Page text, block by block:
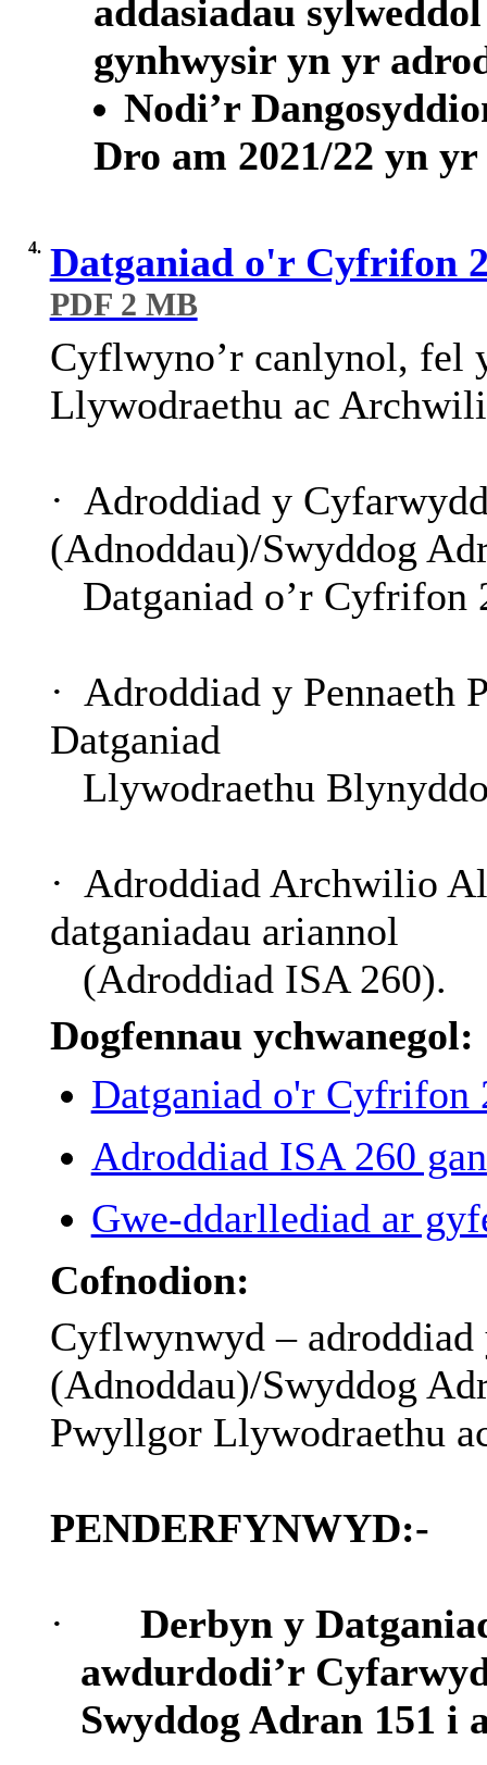
addasiadau
gynhwysir yn yr
Nodi’r
Dro am 2021/22 yn
4. Datganiad o'r Cyfrifon
PDF 2 MB
Cyflwyno’r canlynol, fel
Llywodraethu ac
· Adroddiad y
(Adnoddau)/Swyddog
Datganiad o’r Cyfrifon
· Adroddiad y Pennaeth
Datganiad
Llywodraethu
· Adroddiad Archwilio
datganiadau ariannol
(Adroddiad ISA 260).
Dogfennau ychwanegol:
Datganiad o'r Cyfrifon
Adroddiad ISA 260
Gwe-ddarllediad ar
Cofnodion:
Cyflwynwyd –
(Adnoddau)/Swyddog
Pwyllgor Llywodraethu
PENDERFYNWYD:-
·
Derbyn y
awdurdodi’r
Swyddog Adran 151 i